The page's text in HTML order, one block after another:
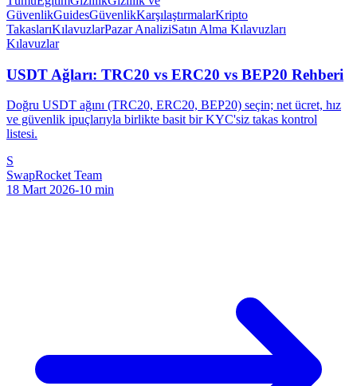
GüvenlikGuidesGüvenlikKarşılaştırmalarKripto
TakaslarıKılavuzlarPazar AnaliziSatın Alma Kılavuzları
Kılavuzlar
USDT Ağları: TRC20 vs ERC20 vs BEP20 Rehberi
Doğru USDT ağını (TRC20, ERC20, BEP20) seçin; net ücret, hız
ve güvenlik ipuçlarıyla birlikte basit bir KYC'siz takas kontrol
listesi.
S
SwapRocket Team
18 Mart 2026-10 min